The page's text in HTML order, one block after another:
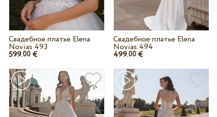
Свадебное платье Elena
Novias 493
599.00€
Свадебное платье Elena
Novias 494
499.00 €